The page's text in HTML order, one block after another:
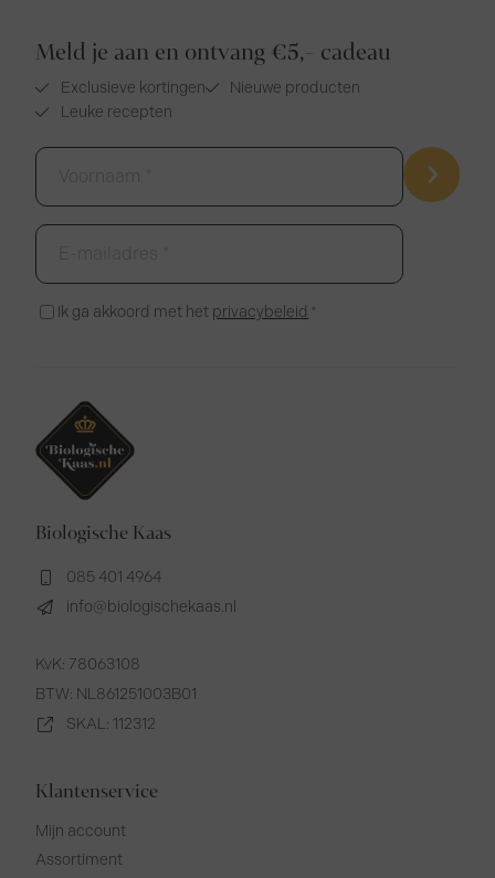
Meld je aan en ontvang €5,- cadeau
Exclusieve kortingen
Nieuwe producten
Leuke recepten
Voornaam
E-
mailadres
*
Instemming
Ik ga akkoord met het privacybeleid *
Biologische Kaas
085 401 4964
info@biologischekaas.nl
KvK: 78063108
BTW: NL861251003B01
SKAL: 112312
Klantenservice
Mijn account
Assortiment